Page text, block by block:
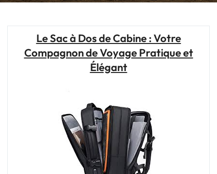
Le Sac à Dos de Cabine : Votre
Compagnon de Voyage Pratique et
Élégant